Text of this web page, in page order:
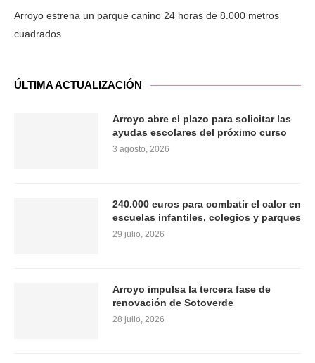
Arroyo estrena un parque canino 24 horas de 8.000 metros
cuadrados
ÚLTIMA ACTUALIZACIÓN
Arroyo abre el plazo para solicitar las
ayudas escolares del próximo curso
3 agosto, 2026
240.000 euros para combatir el calor en
escuelas infantiles, colegios y parques
29 julio, 2026
Arroyo impulsa la tercera fase de
renovación de Sotoverde
28 julio, 2026